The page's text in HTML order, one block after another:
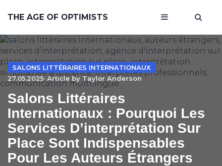
THE AGE OF OPTIMISTS
SALONS LITTÉRAIRES INTERNATIONAUX
27.05.2025· Article by Taylor Anderson
Salons Littéraires
Internationaux : Pourquoi Les
Services D’interprétation Sur
Place Sont Indispensables
Pour Les Auteurs Étrangers